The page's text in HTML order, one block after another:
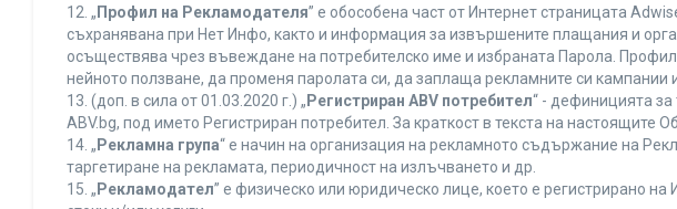
12. „ Профил на Рекламодателя” е обособена част от Интернет страницата
съхранявана при Нет Инфо, както и информация за извършените плащания и
осъществява чрез въвеждане на потребителско име и избраната Парола.
нейното ползване, да променя паролата си, да заплаща рекламните си кампании
13. (доп. в сила от 01.03.2020 г.) „ Регистриран ABV потребител“ - дефиницията за
ABV.bg, под името Регистриран потребител. За краткост в текста на настоящите
14. „ Рекламна група“ е начин на организация на рекламното съдържание на
таргетиране на рекламата, периодичност на излъчването и др.
15. „ Рекламодател” е физическо или юридическо лице, което е регистрирано